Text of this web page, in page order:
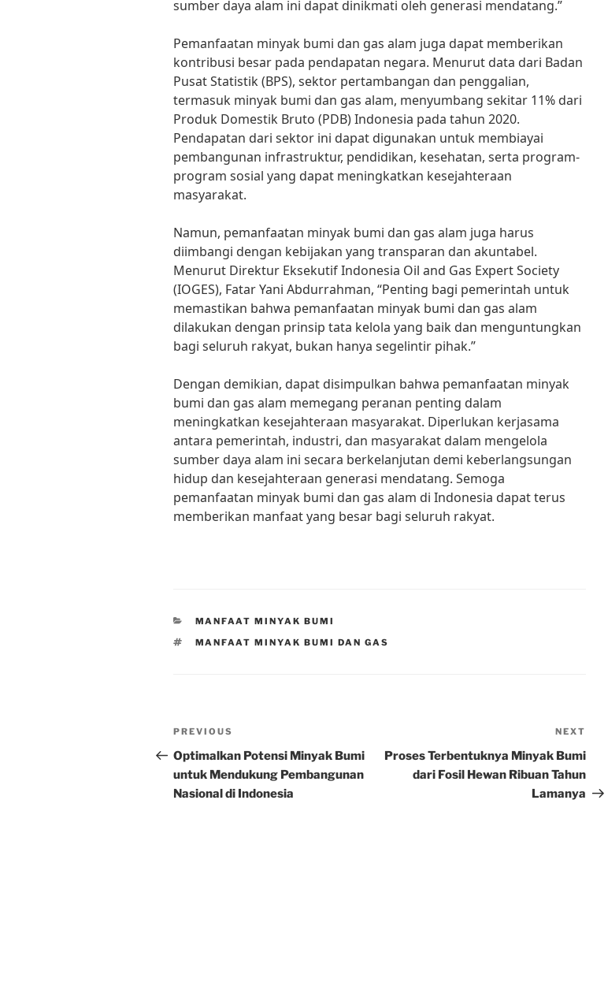
sumber daya alam ini dapat dinikmati oleh generasi mendatang.”
Pemanfaatan minyak bumi dan gas alam juga dapat memberikan
kontribusi besar pada pendapatan negara. Menurut data dari Badan
Pusat Statistik (BPS), sektor pertambangan dan penggalian,
termasuk minyak bumi dan gas alam, menyumbang sekitar 11% dari
Produk Domestik Bruto (PDB) Indonesia pada tahun 2020.
Pendapatan dari sektor ini dapat digunakan untuk membiayai
pembangunan infrastruktur, pendidikan, kesehatan, serta program-
program sosial yang dapat meningkatkan kesejahteraan
masyarakat.
Namun, pemanfaatan minyak bumi dan gas alam juga harus
diimbangi dengan kebijakan yang transparan dan akuntabel.
Menurut Direktur Eksekutif Indonesia Oil and Gas Expert Society
(IOGES), Fatar Yani Abdurrahman, “Penting bagi pemerintah untuk
memastikan bahwa pemanfaatan minyak bumi dan gas alam
dilakukan dengan prinsip tata kelola yang baik dan menguntungkan
bagi seluruh rakyat, bukan hanya segelintir pihak.”
Dengan demikian, dapat disimpulkan bahwa pemanfaatan minyak
bumi dan gas alam memegang peranan penting dalam
meningkatkan kesejahteraan masyarakat. Diperlukan kerjasama
antara pemerintah, industri, dan masyarakat dalam mengelola
sumber daya alam ini secara berkelanjutan demi keberlangsungan
hidup dan kesejahteraan generasi mendatang. Semoga
pemanfaatan minyak bumi dan gas alam di Indonesia dapat terus
memberikan manfaat yang besar bagi seluruh rakyat.
CATEGORIES
MANFAAT MINYAK BUMI
TAGS
MANFAAT MINYAK BUMI DAN GAS
Post
navigation
Previous
Post
PREVIOUS
Optimalkan Potensi Minyak Bumi
untuk Mendukung Pembangunan
Nasional di Indonesia
Post
NEXT
Proses Terbentuknya Minyak Bumi
dari Fosil Hewan Ribuan Tahun
Lamanya